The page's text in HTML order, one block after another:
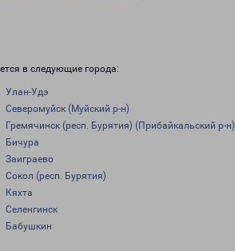
в следующие города:
Улан-Удэ
Северомуйск (Муйский р-н)
Гремячинск (респ. Бурятия) (Прибайкальский р-н)
Бичура
Заиграево
Сокол (респ. Бурятия)
Кяхта
Селенгинск
Бабушкин